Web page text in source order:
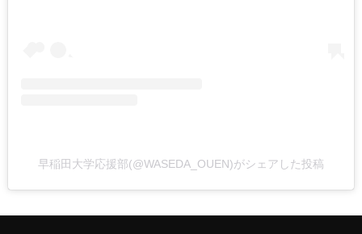
早稲田大学応援部(@WASEDA_OUEN)がシェアした投稿